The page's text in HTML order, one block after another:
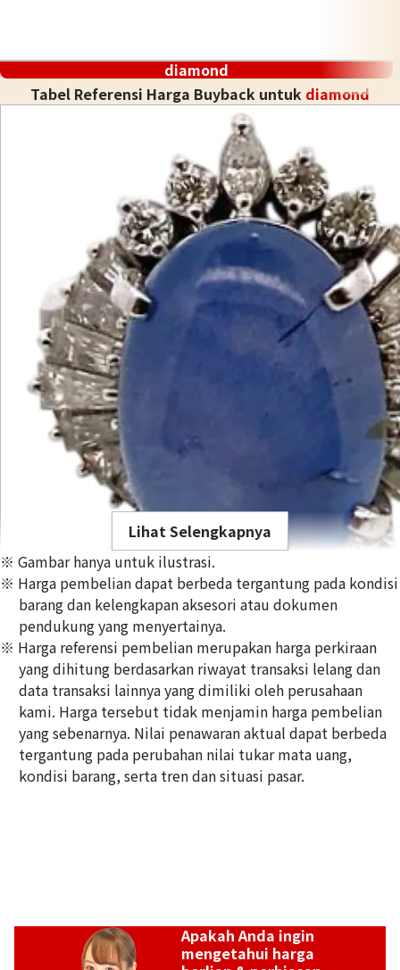
diamond
Tabel Referensi Harga Buyback untuk diamond
Pt･Pm900 Star Sapphire Diamond Ring 10.97ct
Referensi Harga Buyback
49.529.478
Lihat Selengkapnya
※ Gambar hanya untuk ilustrasi.
※ Harga pembelian dapat berbeda tergantung pada kondisi
barang dan kelengkapan aksesori atau dokumen
pendukung yang menyertainya.
※ Harga referensi pembelian merupakan harga perkiraan
yang dihitung berdasarkan riwayat transaksi lelang dan
data transaksi lainnya yang dimiliki oleh perusahaan
kami. Harga tersebut tidak menjamin harga pembelian
yang sebenarnya. Nilai penawaran aktual dapat berbeda
tergantung pada perubahan nilai tukar mata uang,
kondisi barang, serta tren dan situasi pasar.
Apakah Anda ingin
mengetahui harga